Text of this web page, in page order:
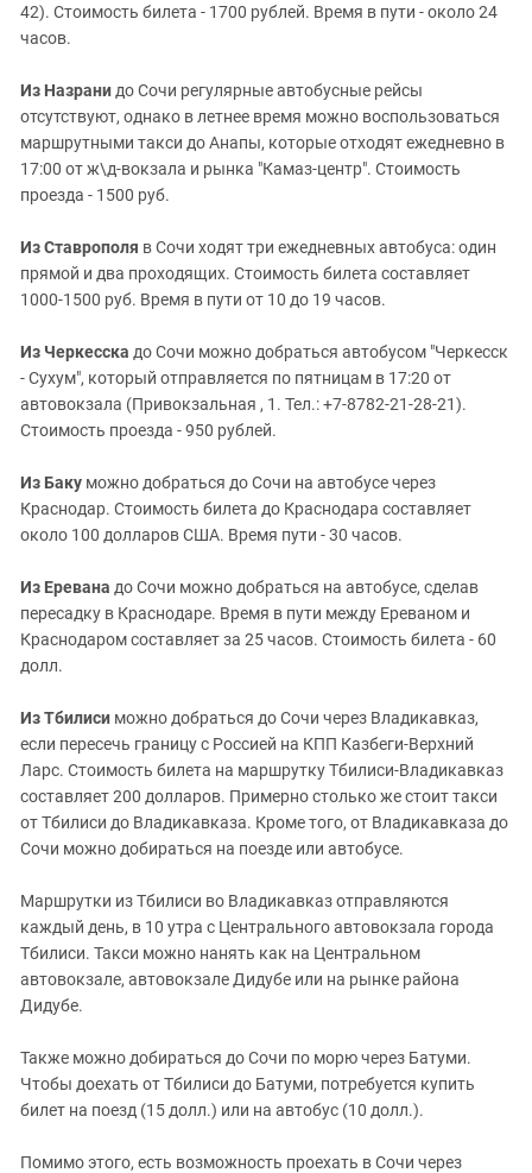
42). Стоимость билета - 1700 рублей. Время в пути - около 24
часов.
Из Назрани до Сочи регулярные автобусные рейсы
отсутствуют, однако в летнее время можно воспользоваться
маршрутными такси до Анапы, которые отходят ежедневно в
17:00 от ж\д-вокзала и рынка "Камаз-центр". Стоимость
проезда - 1500 руб.
Из Ставрополя в Сочи ходят три ежедневных автобуса: один
прямой и два проходящих. Стоимость билета составляет
1000-1500 руб. Время в пути от 10 до 19 часов.
Из Черкесска до Сочи можно добраться автобусом "Черкесск
- Сухум", который отправляется по пятницам в 17:20 от
автовокзала (Привокзальная , 1. Тел.: +7-8782-21-28-21).
Стоимость проезда - 950 рублей.
Из Баку можно добраться до Сочи на автобусе через
Краснодар. Стоимость билета до Краснодара составляет
около 100 долларов США. Время пути - 30 часов.
Из Еревана до Сочи можно добраться на автобусе, сделав
пересадку в Краснодаре. Время в пути между Ереваном и
Краснодаром составляет за 25 часов. Стоимость билета - 60
долл.
Из Тбилиси можно добраться до Сочи через Владикавказ,
если пересечь границу с Россией на КПП Казбеги-Верхний
Ларс. Стоимость билета на маршрутку Тбилиси-Владикавказ
составляет 200 долларов. Примерно столько же стоит такси
от Тбилиси до Владикавказа. Кроме того, от Владикавказа до
Сочи можно добираться на поезде или автобусе.
Маршрутки из Тбилиси во Владикавказ отправляются
каждый день, в 10 утра с Центрального автовокзала города
Тбилиси. Такси можно нанять как на Центральном
автовокзале, автовокзале Дидубе или на рынке района
Дидубе.
Также можно добираться до Сочи по морю через Батуми.
Чтобы доехать от Тбилиси до Батуми, потребуется купить
билет на поезд (15 долл.) или на автобус (10 долл.).
Помимо этого, есть возможность проехать в Сочи через